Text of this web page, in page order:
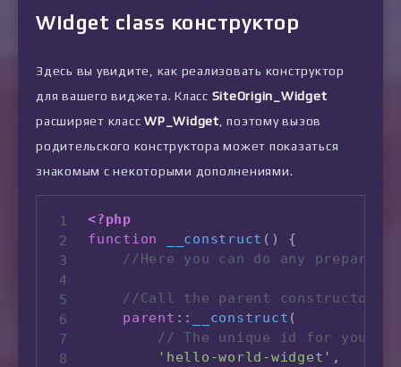
Widget class конструктор
Здесь вы увидите, как реализовать конструктор
для вашего виджета. Класс SiteOrigin_Widget
расширяет класс WP_Widget, поэтому вызов
родительского конструктора может показаться
знакомым с некоторыми дополнениями.
<?php
function
__construct ( )
{
//Here you can do any
//Call the parent constructor
parent : : __construct (
// The unique id for your
'hello-world-widget' ,